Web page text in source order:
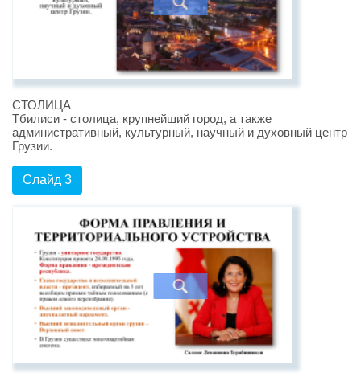
СТОЛИЦА
Тбилиси - столица, крупнейший город, а также
административный, культурный, научный и духовный центр
Грузии.
Слайд 3